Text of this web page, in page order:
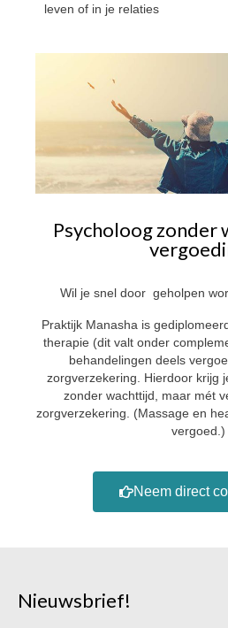
leven of in je relaties
Psycholoog zonder
Wil je snel door geholpen
Praktijk Manasha is
therapie (dit valt onder
behandelingen deels
zorgverzekering. Hierdoor krijg
zonder wachttijd, maar mét
zorgverzekering. (Massage en
vergoed.)
Neem direct
Nieuwsbrief!